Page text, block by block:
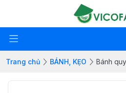
Trang chủ BÁNH, KẸO Bánh